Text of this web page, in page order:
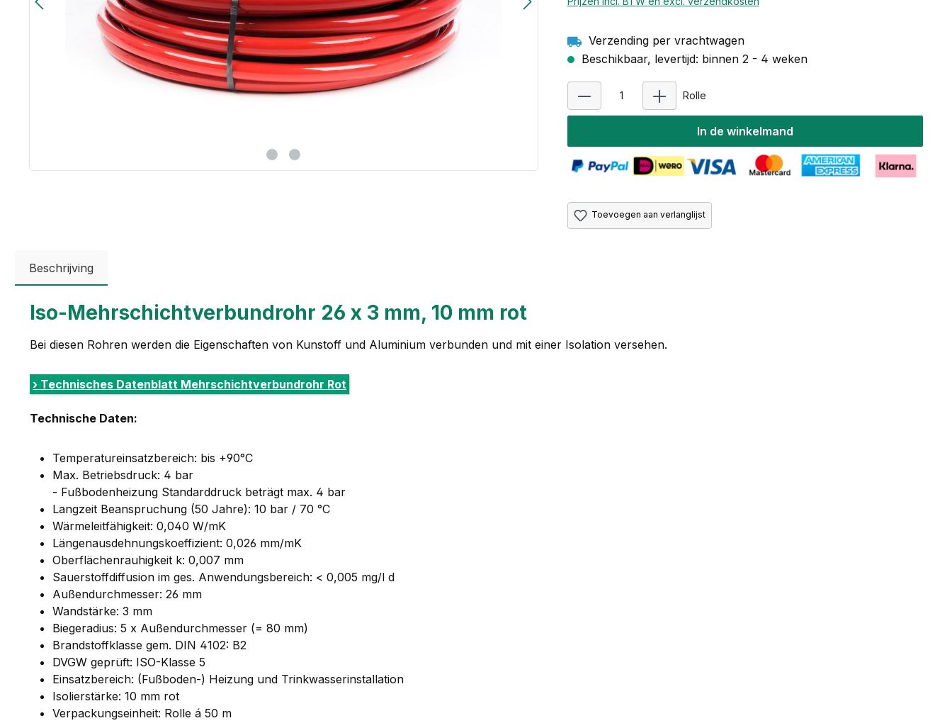
Verzending per vrachtwagen
Beschikbaar, levertijd: binnen 2 - 4 weken
Rolle
In de winkelmand
Toevoegen aan verlanglijst
Beschrijving
Iso-Mehrschichtverbundrohr 26 x 3 mm, 10 mm rot
Bei diesen Rohren werden die Eigenschaften von Kunstoff und Aluminium verbunden und mit einer Isolation versehen.
› Technisches Datenblatt Mehrschichtverbundrohr Rot
Technische Daten:
Temperatureinsatzbereich: bis +90°C
Max. Betriebsdruck: 4 bar
- Fußbodenheizung Standarddruck beträgt max. 4 bar
Langzeit Beanspruchung (50 Jahre): 10 bar / 70 °C
Wärmeleitfähigkeit: 0,040 W/mK
Längenausdehnungskoeffizient: 0,026 mm/mK
Oberflächenrauhigkeit k: 0,007 mm
Sauerstoffdiffusion im ges. Anwendungsbereich: < 0,005 mg/l d
Außendurchmesser: 26 mm
Wandstärke: 3 mm
Biegeradius: 5 x Außendurchmesser (= 80 mm)
Brandstoffklasse gem. DIN 4102: B2
DVGW geprüft: ISO-Klasse 5
Einsatzbereich: (Fußboden-) Heizung und Trinkwasserinstallation
Isolierstärke: 10 mm rot
Verpackungseinheit: Rolle á 50 m